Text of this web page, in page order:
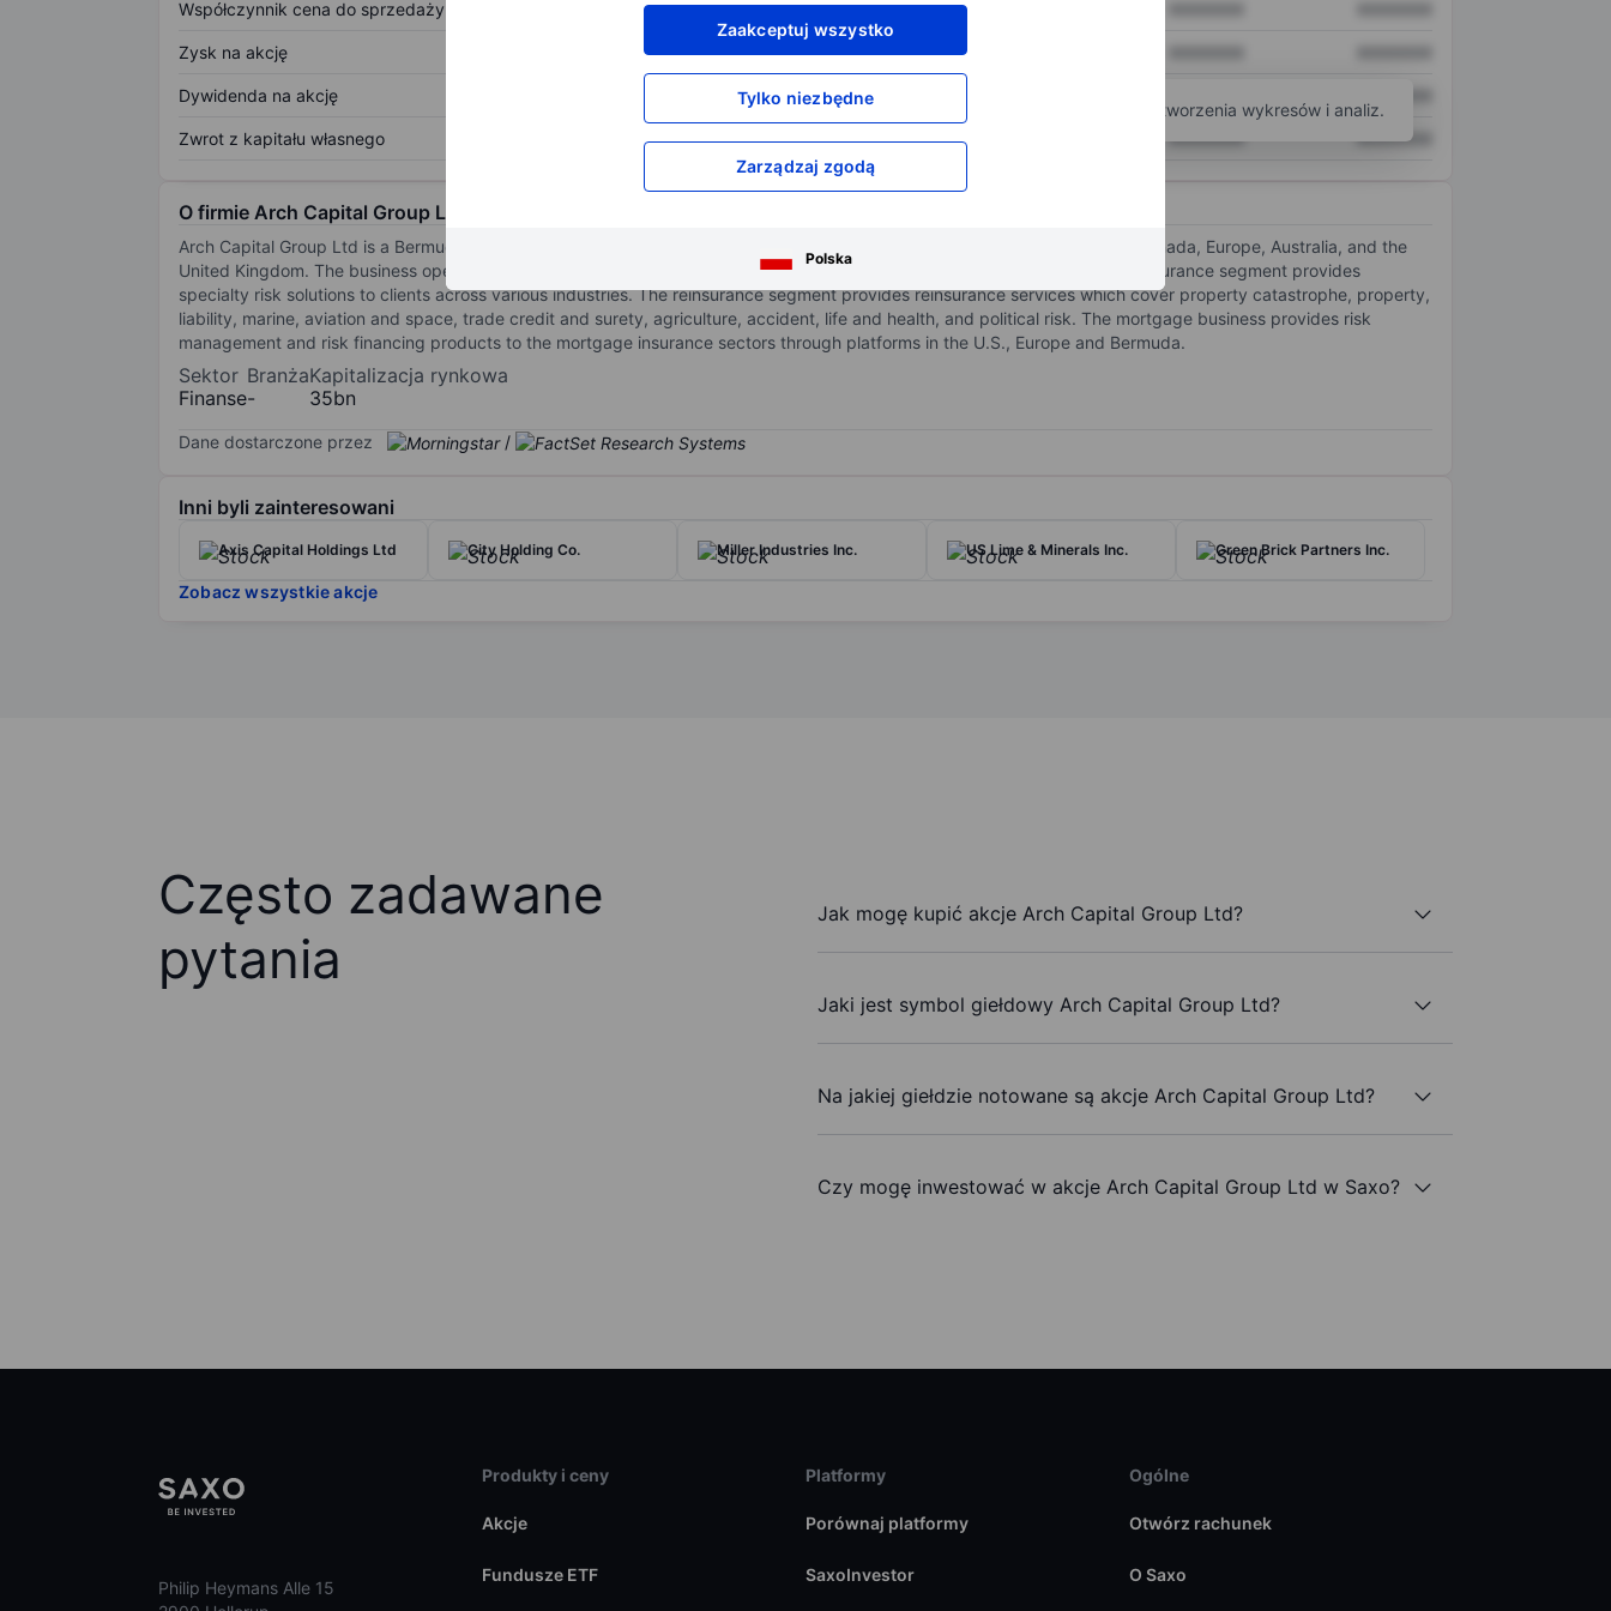
Zaakceptuj wszystko
Tylko niezbędne
Zarządzaj zgodą
Polska
Współczynnik cena do sprzedaży XXXXXXX
Zysk na akcję XXXXXXX
Dywidenda na akcję XXXXXXX
Zwrot z kapitału własnego XXXXXXX XXXXXXX XXXXXXX
Otwórz kontoaby uzyskać dostęp do większej ilości narzędzi do tworzenia wykresów i analiz.
O firmie Arch Capital Group Ltd
Arch Capital Group Ltd is a Bermuda company that writes insurance and reinsurance with operations in the United States, Canada, Europe, Australia, and the
United Kingdom. The business operates through three underwriting segments: insurance, reinsurance, and mortgage. The insurance segment provides
specialty risk solutions to clients across various industries. The reinsurance segment provides reinsurance services which cover property catastrophe, property,
liability, marine, aviation and space, trade credit and surety, agriculture, accident, life and health, and political risk. The mortgage business provides risk
management and risk financing products to the mortgage insurance sectors through platforms in the U.S., Europe and Bermuda.
Sektor
Finanse
Branża
-
Kapitalizacja rynkowa
35bn
Dane dostarczone przez /
Inni byli zainteresowani
Axis Capital Holdings Ltd City Holding Co. Miller Industries Inc. US Lime & Minerals Inc. Green Brick Partners Inc.
Zobacz wszystkie akcje
Często zadawane
pytania
Jak mogę kupić akcje Arch Capital Group Ltd?
Jaki jest symbol giełdowy Arch Capital Group Ltd?
Na jakiej giełdzie notowane są akcje Arch Capital Group Ltd?
Czy mogę inwestować w akcje Arch Capital Group Ltd w Saxo?
Philip Heymans Alle 15
Produkty i ceny
Akcje
Fundusze ETF
Platformy
Porównaj platformy
SaxoInvestor
Ogólne
Otwórz rachunek
O Saxo